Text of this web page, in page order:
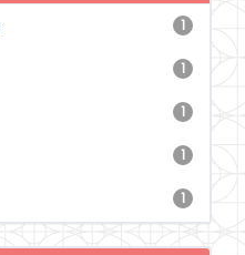
1
1
1
1
1